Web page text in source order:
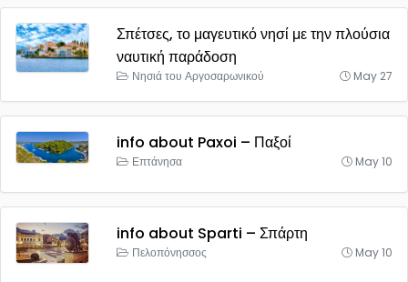
Σπέτσες, το μαγευτικό νησί με την πλούσια
ναυτική παράδοση
Νησιά του Αργοσαρωνικού May 27
info about Paxoi – Παξοί
Επτάνησα May 10
info about Sparti – Σπάρτη
Πελοπόνησσος May 10